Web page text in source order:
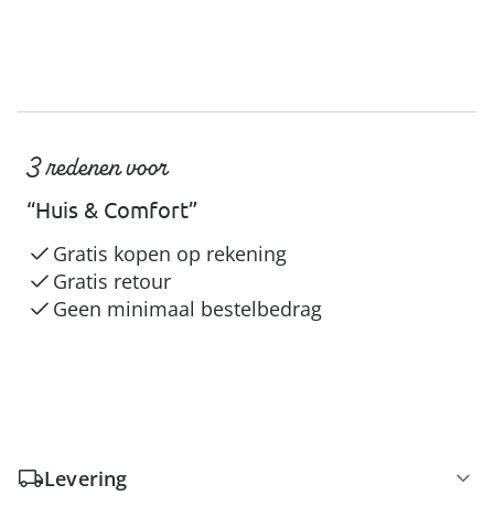
3 redenen voor
“Huis & Comfort”
Gratis kopen op rekening
Gratis retour
Geen minimaal bestelbedrag
Levering